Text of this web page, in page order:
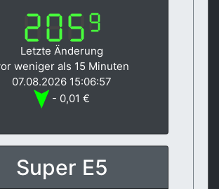
Letzte Änderung
weniger als 15 Minuten
07.08.2026 15:06:57
- 0,01 €
Super E5